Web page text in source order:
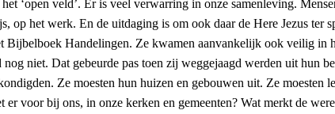
‘open veld’. Er is veel verwarring in onze samenleving.
het werk. En de uitdaging is om ook daar de Here Jezus ter
Bijbelboek Handelingen. Ze kwamen aanvankelijk ook veilig in
niet. Dat gebeurde pas toen zij weggejaagd werden uit hun
Ze moesten hun huizen en gebouwen uit. Ze moesten
voor bij ons, in onze kerken en gemeenten? Wat merkt de